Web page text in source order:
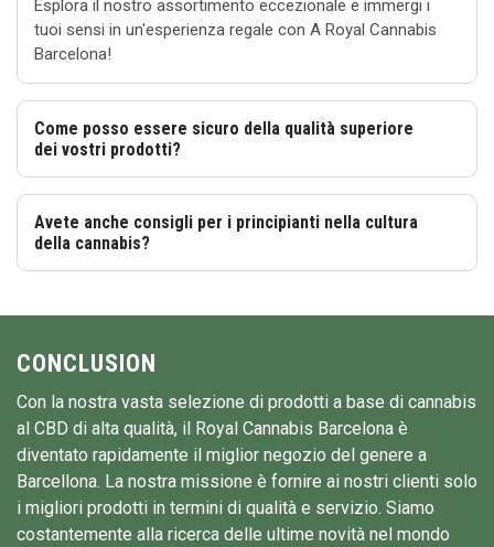
Esplora il nostro assortimento eccezionale e immergi i
tuoi sensi in un'esperienza regale con A Royal Cannabis
Barcelona!
Come posso essere sicuro della qualità superiore
dei vostri prodotti?
Avete anche consigli per i principianti nella cultura
della cannabis?
CONCLUSION
Con la nostra vasta selezione di prodotti a base di cannabis
al CBD di alta qualità, il Royal Cannabis Barcelona è
diventato rapidamente il miglior negozio del genere a
Barcellona. La nostra missione è fornire ai nostri clienti solo
i migliori prodotti in termini di qualità e servizio. Siamo
costantemente alla ricerca delle ultime novità nel mondo